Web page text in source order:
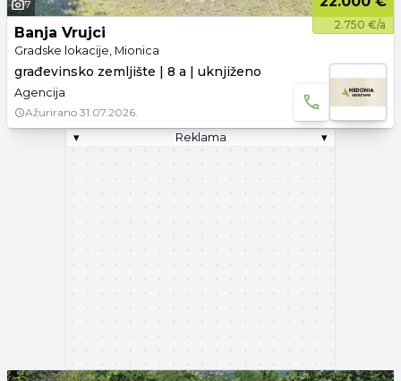
7
2.750 €/a
Banja Vrujci
Gradske lokacije, Mionica
građevinsko zemljište | 8 a | uknjiženo
Agencija
Ažurirano 31.07.2026.
▾
Reklama ▾